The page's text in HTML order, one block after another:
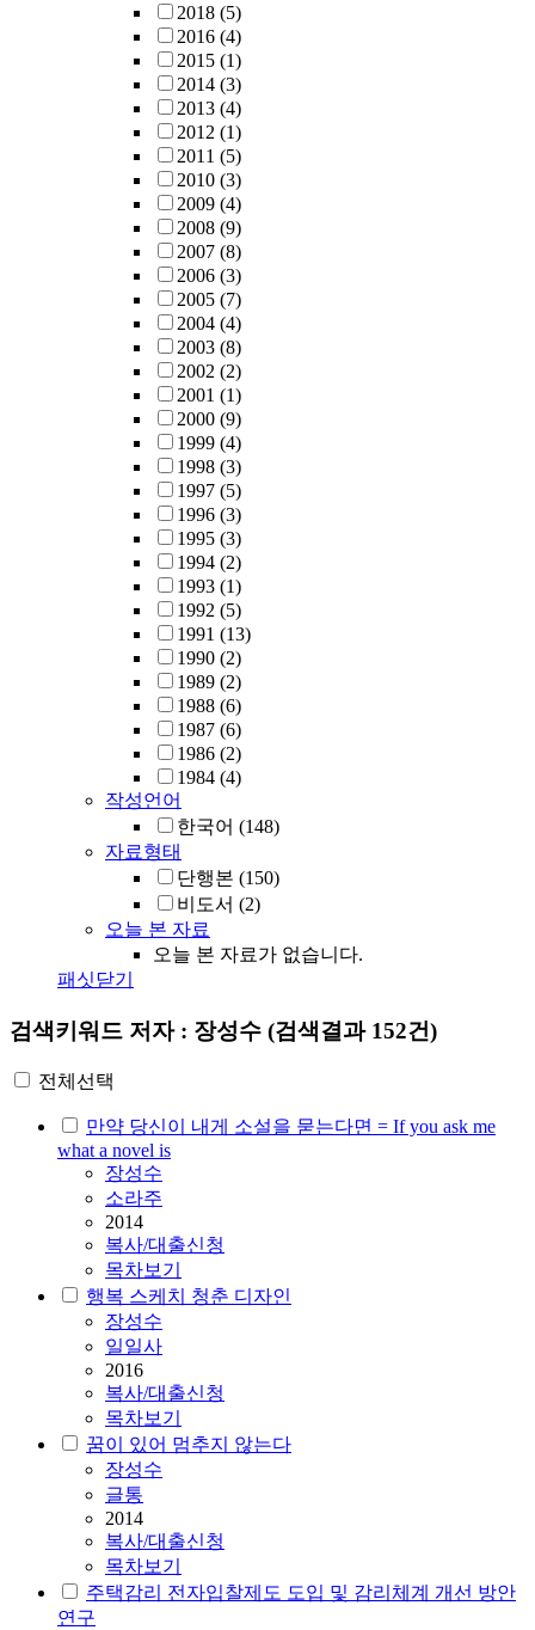
2018 (5)
2016 (4)
2015 (1)
2014 (3)
2013 (4)
2012 (1)
2011 (5)
2010 (3)
2009 (4)
2008 (9)
2007 (8)
2006 (3)
2005 (7)
2004 (4)
2003 (8)
2002 (2)
2001 (1)
2000 (9)
1999 (4)
1998 (3)
1997 (5)
1996 (3)
1995 (3)
1994 (2)
1993 (1)
1992 (5)
1991 (13)
1990 (2)
1989 (2)
1988 (6)
1987 (6)
1986 (2)
1984 (4)
작성언어
한국어 (148)
자료형태
단행본 (150)
비도서 (2)
오늘 본 자료
오늘 본 자료가 없습니다.
패싯닫기
검색키워드 저자 : 장성수 (검색결과 152건)
전체선택
만약 당신이 내게 소설을 묻는다면 = If you ask me
what a novel is
장성수
소라주
2014
복사/대출신청
목차보기
행복 스케치 청춘 디자인
장성수
일일사
2016
복사/대출신청
목차보기
꿈이 있어 멈추지 않는다
장성수
글통
2014
복사/대출신청
목차보기
주택감리 전자입찰제도 도입 및 감리체계 개선 방안
연구